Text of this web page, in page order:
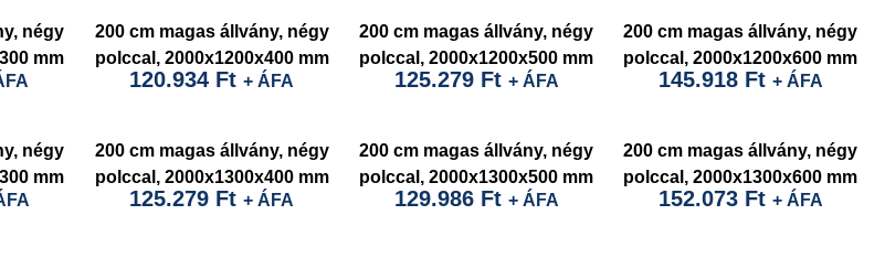
négy
mm
200 cm magas állvány, négy
polccal, 2000x1200x400 mm
120.934 Ft + ÁFA
200 cm magas állvány, négy
polccal, 2000x1200x500 mm
125.279 Ft + ÁFA
200 cm magas állvány, négy
polccal, 2000x1200x600 mm
145.918 Ft + ÁFA
négy
mm
200 cm magas állvány, négy
polccal, 2000x1300x400 mm
125.279 Ft + ÁFA
200 cm magas állvány, négy
polccal, 2000x1300x500 mm
129.986 Ft + ÁFA
200 cm magas állvány, négy
polccal, 2000x1300x600 mm
152.073 Ft + ÁFA